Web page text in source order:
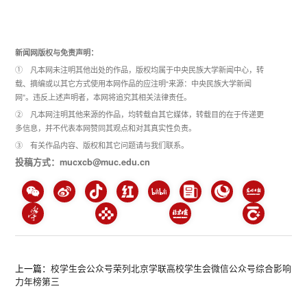
新闻网版权与免责声明：
① 凡本网未注明其他出处的作品，版权均属于中央民族大学新闻中心，转
载、摘编或以其它方式使用本网作品的应注明“来源：中央民族大学新闻
网”。违反上述声明者，本网将追究其相关法律责任。
② 凡本网注明其他来源的作品，均转载自其它媒体，转载目的在于传递更
多信息，并不代表本网赞同其观点和对其真实性负责。
③ 有关作品内容、版权和其它问题请与我们联系。
投稿方式：mucxcb@muc.edu.cn
上一篇：校学生会公众号荣列北京学联高校学生会微信公众号综合影响
力年榜第三